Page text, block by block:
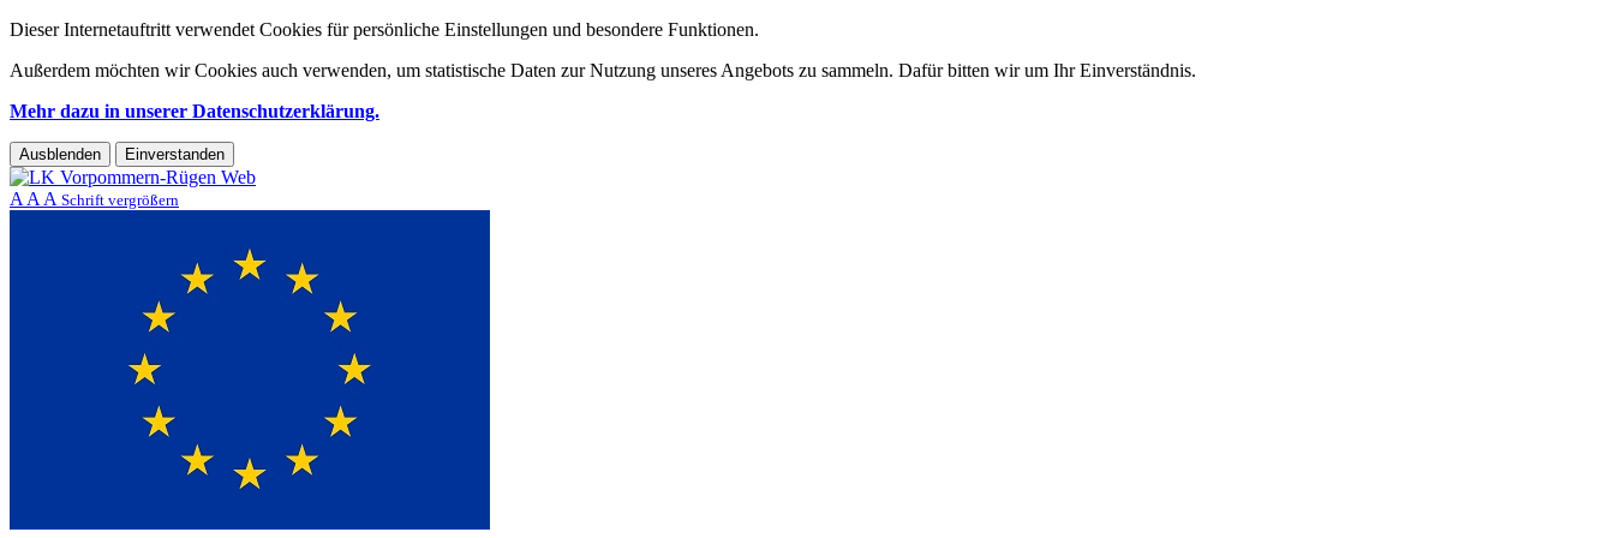
Dieser Internetauftritt verwendet Cookies für persönliche Einstellungen und besondere Funktionen.
Außerdem möchten wir Cookies auch verwenden, um statistische Daten zur Nutzung unseres Angebots zu sammeln. Dafür bitten wir um Ihr Einverständnis.
Mehr dazu in unserer Datenschutzerklärung.
Ausblenden Einverstanden
A A A Schrift vergrößern